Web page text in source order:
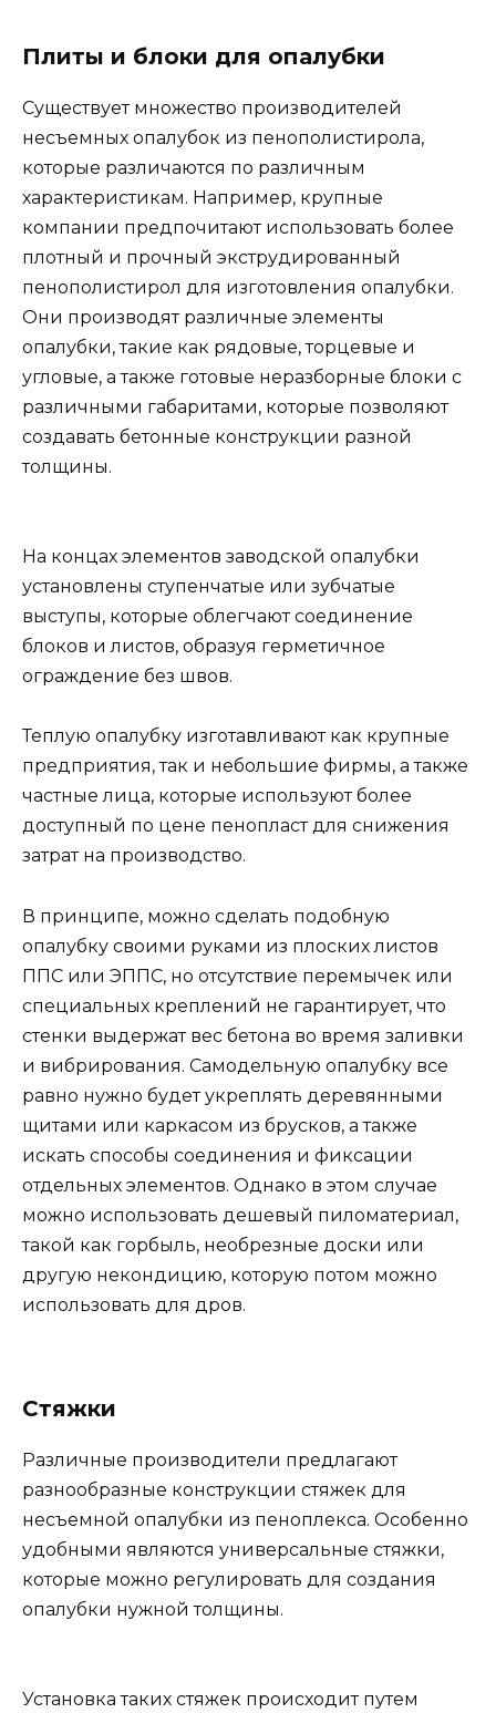
Плиты и блоки для опалубки
Существует множество производителей
несъемных опалубок из пенополистирола,
которые различаются по различным
характеристикам. Например, крупные
компании предпочитают использовать более
плотный и прочный экструдированный
пенополистирол для изготовления опалубки.
Они производят различные элементы
опалубки, такие как рядовые, торцевые и
угловые, а также готовые неразборные блоки с
различными габаритами, которые позволяют
создавать бетонные конструкции разной
толщины.
На концах элементов заводской опалубки
установлены ступенчатые или зубчатые
выступы, которые облегчают соединение
блоков и листов, образуя герметичное
ограждение без швов.
Теплую опалубку изготавливают как крупные
предприятия, так и небольшие фирмы, а также
частные лица, которые используют более
доступный по цене пенопласт для снижения
затрат на производство.
В принципе, можно сделать подобную
опалубку своими руками из плоских листов
ППС или ЭППС, но отсутствие перемычек или
специальных креплений не гарантирует, что
стенки выдержат вес бетона во время заливки
и вибрирования. Самодельную опалубку все
равно нужно будет укреплять деревянными
щитами или каркасом из брусков, а также
искать способы соединения и фиксации
отдельных элементов. Однако в этом случае
можно использовать дешевый пиломатериал,
такой как горбыль, необрезные доски или
другую некондицию, которую потом можно
использовать для дров.
Стяжки
Различные производители предлагают
разнообразные конструкции стяжек для
несъемной опалубки из пеноплекса. Особенно
удобными являются универсальные стяжки,
которые можно регулировать для создания
опалубки нужной толщины.
Установка таких стяжек происходит путем